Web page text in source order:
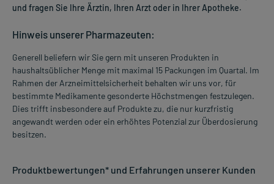
und fragen Sie Ihre Ärztin, Ihren Arzt oder in Ihrer Apotheke.
Hinweis unserer Pharmazeuten:
Generell beliefern wir Sie gern mit unseren Produkten in
haushaltsüblicher Menge mit maximal 15 Packungen im Quartal. Im
Rahmen der Arzneimittelsicherheit behalten wir uns vor, für
bestimmte Medikamente gesonderte Höchstmengen festzulegen.
Dies trifft insbesondere auf Produkte zu, die nur kurzfristig
angewandt werden oder ein erhöhtes Potenzial zur Überdosierung
besitzen.
Produktbewertungen* und Erfahrungen unserer Kunden